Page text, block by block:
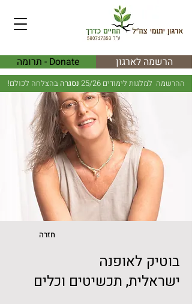
הרשמה לארגון Donate - תרומה
ההרשמה למלגות לימודים 25/26 נסגרהבהצלחה לכולם!
חזרה
בוטיק לאופנה
ישראלית, תכשיטים וכלים